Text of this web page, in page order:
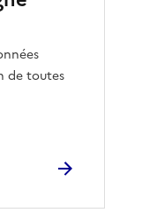
de toutes